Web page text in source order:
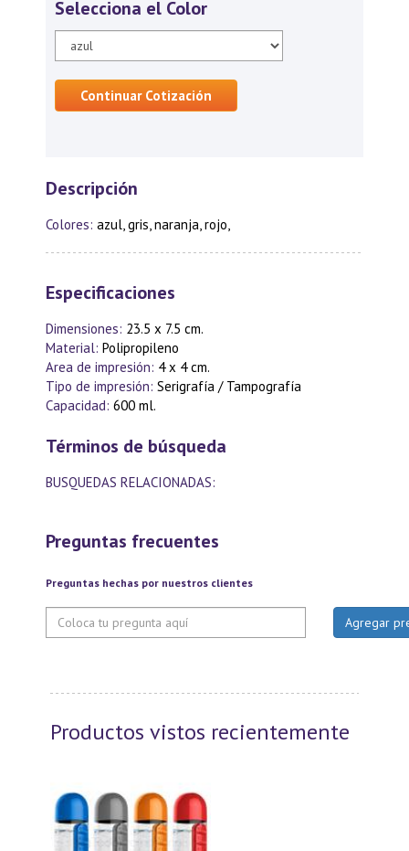
Selecciona el Color
Continuar Cotización
Descripción
Colores: azul, gris, naranja, rojo,
Especificaciones
Dimensiones: 23.5 x 7.5 cm.
Material: Polipropileno
Area de impresión: 4 x 4 cm.
Tipo de impresión: Serigrafía / Tampografía
Capacidad: 600 ml.
Términos de búsqueda
BUSQUEDAS RELACIONADAS:
Preguntas frecuentes
Preguntas hechas por nuestros clientes
Productos vistos recientemente